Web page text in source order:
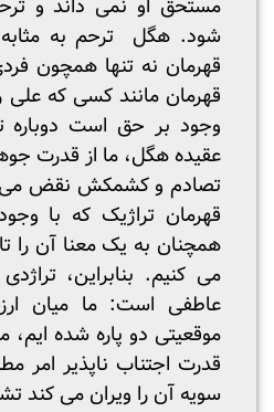
مستحق او نمی داند و
شود. هگل ترحم به
قهرمان نه تنها همچون
قهرمان مانند کسی که
وجود بر حق است
عقیده هگل، ما از قدرت
تصادم و کشمکش نقض می
قهرمان تراژیک که با
همچنان به یک معنا آن را
می کنیم. بنابراین،
عاطفی است: ما میان
موقعیتی دو پاره شده
قدرت اجتناب ناپذیر امر
سویه آن را ویران می